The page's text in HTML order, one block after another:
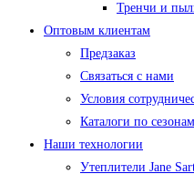
Тренчи и
Оптовым клиентам
Предзаказ
Связаться с нами
Условия
Каталоги по сезонам
Наши технологии
Утеплители Jane